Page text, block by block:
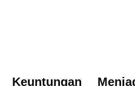
Keuntungan